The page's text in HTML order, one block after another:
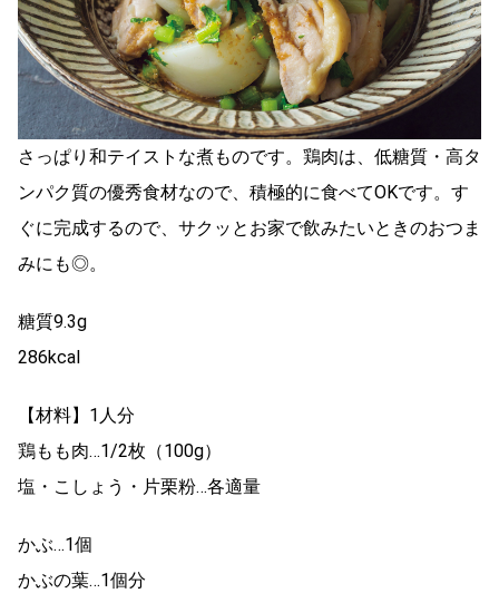
さっぱり和テイストな煮ものです。鶏肉は、低糖質・高タ
ンパク質の優秀食材なので、積極的に食べてOKです。す
ぐに完成するので、サクッとお家で飲みたいときのおつま
みにも◎。
糖質9.3g
286kcal
【材料】1人分
鶏もも肉…1/2枚（100g）
塩・こしょう・片栗粉…各適量
かぶ…1個
かぶの葉…1個分